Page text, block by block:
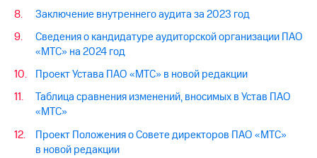
Заключение внутреннего аудита за 2023 год
Сведения о кандидатуре аудиторской организации ПАО
«МТС» на 2024 год
Проект Устава ПАО «МТС» в новой редакции
Таблица сравнения изменений, вносимых в Устав ПАО
«МТС»
Проект Положения о Совете директоров ПАО «МТС»
в новой редакции